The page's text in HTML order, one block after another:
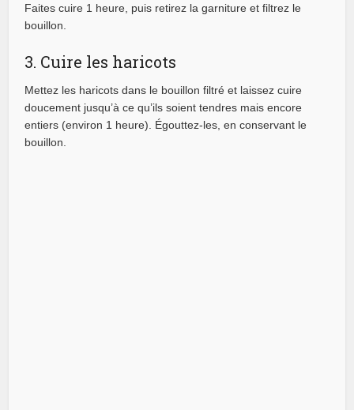
Faites cuire 1 heure, puis retirez la garniture et filtrez le
bouillon.
3. Cuire les haricots
Mettez les haricots dans le bouillon filtré et laissez cuire
doucement jusqu’à ce qu’ils soient tendres mais encore
entiers (environ 1 heure). Égouttez-les, en conservant le
bouillon.